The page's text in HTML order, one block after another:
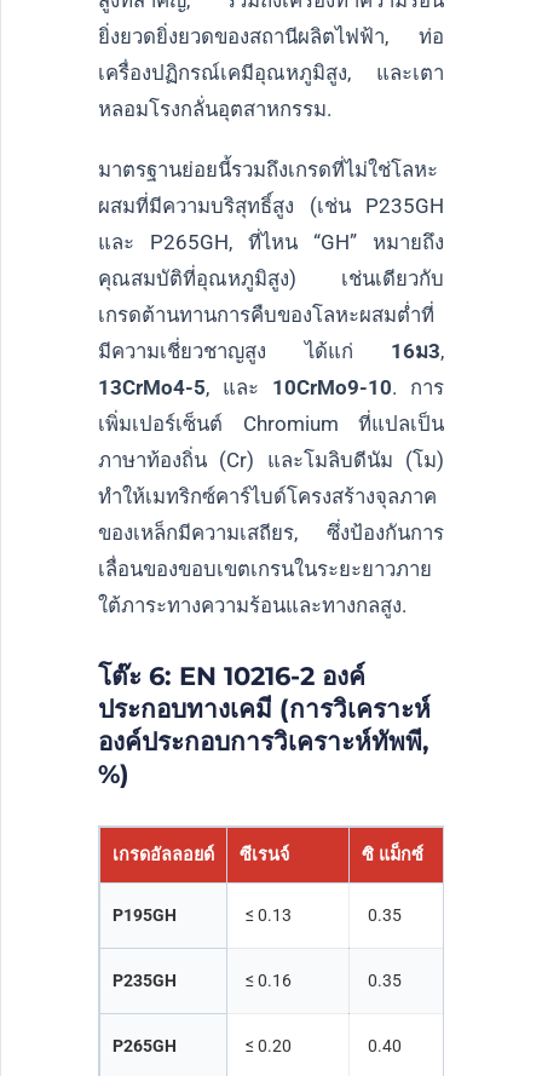
ยิ่งยวดยิ่งยวดของสถานีผลิตไฟฟ้า, ท่อ
เครื่องปฏิกรณ์เคมีอุณหภูมิสูง, และเตา
หลอมโรงกลั่นอุตสาหกรรม.
มาตรฐานย่อยนี้รวมถึงเกรดที่ไม่ใช่โลหะ
ผสมที่มีความบริสุทธิ์สูง (เช่น P235GH
และ P265GH, ที่ไหน “GH” หมายถึง
คุณสมบัติที่อุณหภูมิสูง) เช่นเดียวกับ
เกรดต้านทานการคืบของโลหะผสมต่ำที่
มีความเชี่ยวชาญสูง ได้แก่ 16ม3,
13CrMo4-5, และ 10CrMo9-10. การ
เพิ่มเปอร์เซ็นต์ Chromium ที่แปลเป็น
ภาษาท้องถิ่น (Cr) และโมลิบดีนัม (โม)
ทำให้เมทริกซ์คาร์ไบด์โครงสร้างจุลภาค
ของเหล็กมีความเสถียร, ซึ่งป้องกันการ
เลื่อนของขอบเขตเกรนในระยะยาวภาย
ใต้ภาระทางความร้อนและทางกลสูง.
โต๊ะ 6: EN 10216-2 องค์
ประกอบทางเคมี (การวิเคราะห์
องค์ประกอบการวิเคราะห์ทัพพี,
%)
เกรดอัลลอยด์ ซีเรนจ์ ซิ แม็กซ์
P195GH ≤0.13 0.35
P235GH ≤0.16 0.35
P265GH ≤0.20 0.40